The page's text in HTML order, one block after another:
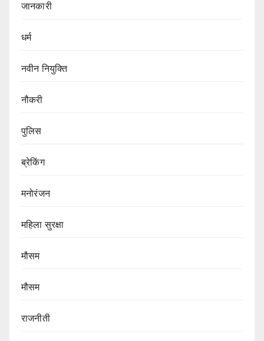
जानकारी
धर्म
नवीन नियुक्ति
नौकरी
पुलिस
ब्रेकिंग
मनोरंजन
महिला सुरक्षा
मौसम
मौसम
राजनीती